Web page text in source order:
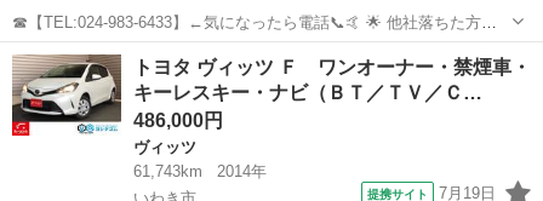
☎【TEL:024-983-6433】←気になったら電話📞🤙 🌟 他社落ちた方、
オトロンは見捨てません 🌟 💰 金利ゼロで夢のクルマをGET 💰 今回の
お車はこちら🚗 https://www....
福島 いわき市 ヴィッツ
トヨタ ヴィッツ Ｆ ワンオーナー・禁煙車・
キーレスキー・ナビ（ＢＴ／ＴＶ／Ｃ…
486,000円
ヴィッツ
61,743km
2014年
提携サイト 7月19日